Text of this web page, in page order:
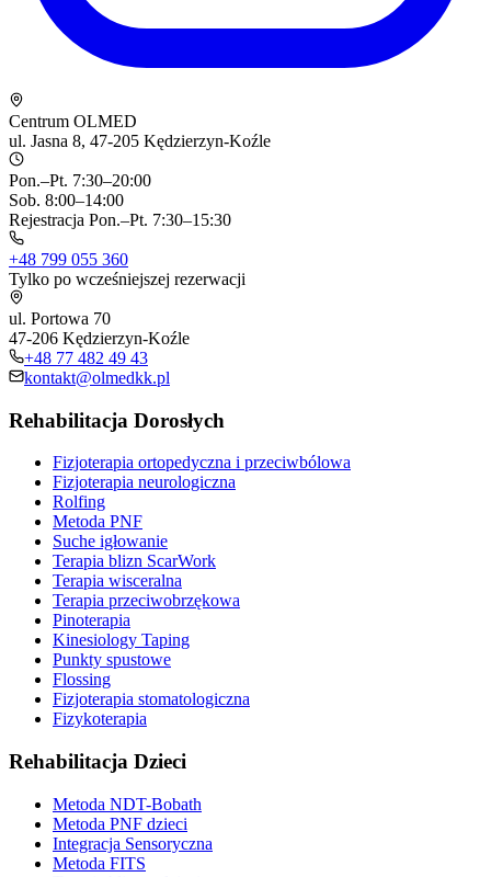
Centrum OLMED
ul. Jasna 8, 47-205 Kędzierzyn-Koźle
Pon.–Pt. 7:30–20:00
Sob. 8:00–14:00
Rejestracja Pon.–Pt. 7:30–15:30
+48 799 055 360
Tylko po wcześniejszej rezerwacji
ul. Portowa 70
47-206 Kędzierzyn-Koźle
+48 77 482 49 43
kontakt@olmedkk.pl
Rehabilitacja Dorosłych
Fizjoterapia ortopedyczna i przeciwbólowa
Fizjoterapia neurologiczna
Rolfing
Metoda PNF
Suche igłowanie
Terapia blizn ScarWork
Terapia wisceralna
Terapia przeciwobrzękowa
Pinoterapia
Kinesiology Taping
Punkty spustowe
Flossing
Fizjoterapia stomatologiczna
Fizykoterapia
Rehabilitacja Dzieci
Metoda NDT-Bobath
Metoda PNF dzieci
Integracja Sensoryczna
Metoda FITS